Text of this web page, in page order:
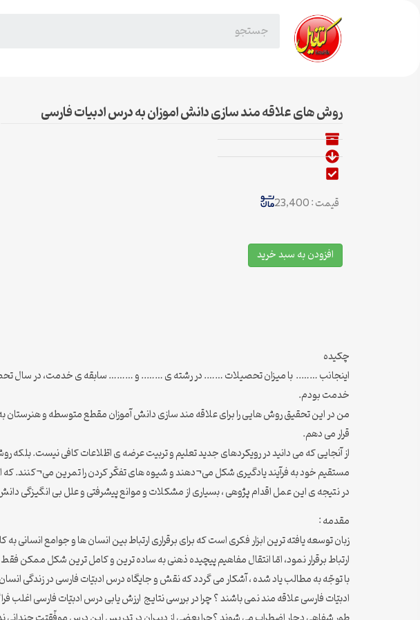
روش های علاقه مند سازی دانش اموزان به درس ادبیات فارسی
قیمت : 23,400
افزودن به سبد خرید
چکیده
اینجانب …….. با میزان تحصیلات ……. در رشته ی …….. و ……… سابقه ی خدمت، در سال
خدمت بودم.
من در این تحقیق روش هایی را برای علاقه مند سازی دانش آموزان مقطع متوسطه و هنرستان
قرار می دهم.
از آنجایی که می دانید در رویکردهای جدید تعلیم و تربیت عرضه ی اطّلاعات کافی نیست.
مستقیم خود به فرآیند یادگیری شکل می¬دهند و شیوه های تفکّر کردن را تمرین
در نتیجه ی این عمل اقدام پژوهی ، بسیاری از مشکلات و موانع پیشرفتی و علل بی انگیزگی
مقدمه :
زبان توسعه یافته ترین ابزار فکری است که برای برقراری ارتباط بین انسان ها و جوامع
ارتباط برقرار نمود، امّا انتقال مفاهیم پیچیده ذهنی به ساده ترین و کامل ترین شکل ممکن
با توجّه به مطالب یاد شده ، آشکار می گردد که نقش و جایگاه درس ادبیّات فارسی در زندگی
ادبیّات فارسی علاقه مند نمی باشند ؟ چرا در بررسی نتایج ارزش یابی درس ادبیّات فارسی